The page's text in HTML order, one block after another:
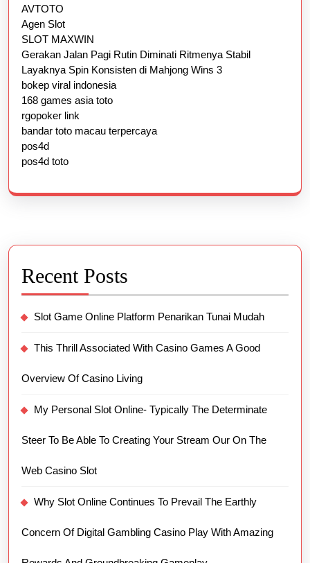
AVTOTO
Agen Slot
SLOT MAXWIN
Gerakan Jalan Pagi Rutin Diminati Ritmenya Stabil
Layaknya Spin Konsisten di Mahjong Wins 3
bokep viral indonesia
168 games asia toto
rgopoker link
bandar toto macau terpercaya
pos4d
pos4d toto
Recent Posts
Slot Game Online Platform Penarikan Tunai Mudah
This Thrill Associated With Casino Games A Good
Overview Of Casino Living
My Personal Slot Online- Typically The Determinate
Steer To Be Able To Creating Your Stream Our On The
Web Casino Slot
Why Slot Online Continues To Prevail The Earthly
Concern Of Digital Gambling Casino Play With Amazing